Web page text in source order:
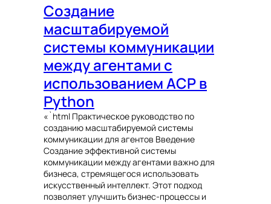
Создание
масштабируемой
системы коммуникации
между агентами с
использованием ACP в
Python
«`html Практическое руководство по
созданию масштабируемой системы
коммуникации для агентов Введение
Создание эффективной системы
коммуникации между агентами важно для
бизнеса, стремящегося использовать
искусственный интеллект. Этот подход
позволяет улучшить бизнес-процессы и